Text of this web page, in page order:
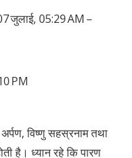
जुलाई, 05:29 AM –
PM
विष्णु सहस्रनाम तथा
है। ध्यान रहे कि पारण